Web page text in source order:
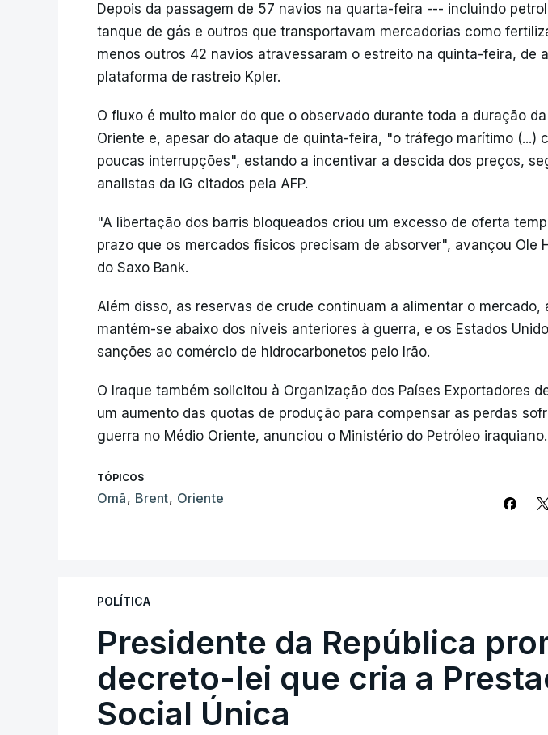
Depois da passagem de 57 navios na quarta-feira --- incluindo
tanque de gás e outros que transportavam mercadorias como
menos outros 42 navios atravessaram o estreito na quinta-feira, de
plataforma de rastreio Kpler.
O fluxo é muito maior do que o observado durante toda a duração
Oriente e, apesar do ataque de quinta-feira, "o tráfego marítimo (...)
poucas interrupções", estando a incentivar a descida dos preços,
analistas da IG citados pela AFP.
"A libertação dos barris bloqueados criou um excesso de oferta
prazo que os mercados físicos precisam de absorver", avançou Ole
do Saxo Bank.
Além disso, as reservas de crude continuam a alimentar o mercado,
mantém-se abaixo dos níveis anteriores à guerra, e os Estados
sanções ao comércio de hidrocarbonetos pelo Irão.
O Iraque também solicitou à Organização dos Países Exportadores
um aumento das quotas de produção para compensar as perdas
guerra no Médio Oriente, anunciou o Ministério do Petróleo iraquiano.
TÓPICOS
Omã, Brent, Oriente
POLÍTICA
Presidente da República
decreto-lei que cria a
Social Única